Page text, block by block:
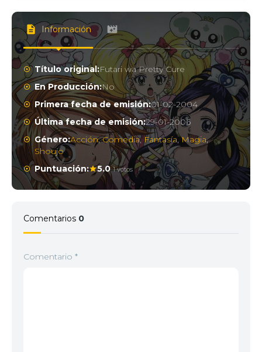
Información
Título original:Futari wa Pretty Cure
En Producción:No
Primera fecha de emisión:01-02-2004
Última fecha de emisión:29-01-2006
Género:Acción,Comedia,Fantasía,Magia,
Shoujo
Puntuación:
5.0 1 votos
Comentarios 0
Comentario *